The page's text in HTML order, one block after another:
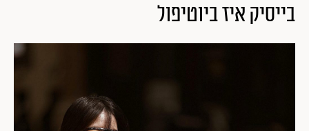
בייסיק איז ביוטיפול